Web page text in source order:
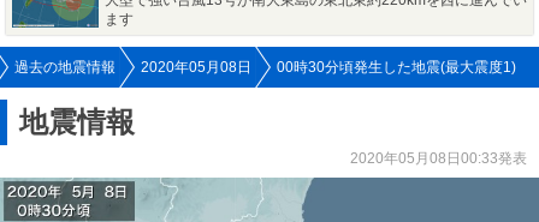
ます
過去の地震情報 2020年05月08日 00時30分頃発生した地震(最大震度1)
地震情報
2020年05月08日00:33発表